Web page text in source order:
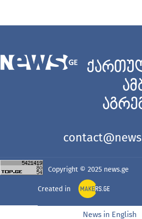
Copyright © 2025 news.ge
Created in
News in English